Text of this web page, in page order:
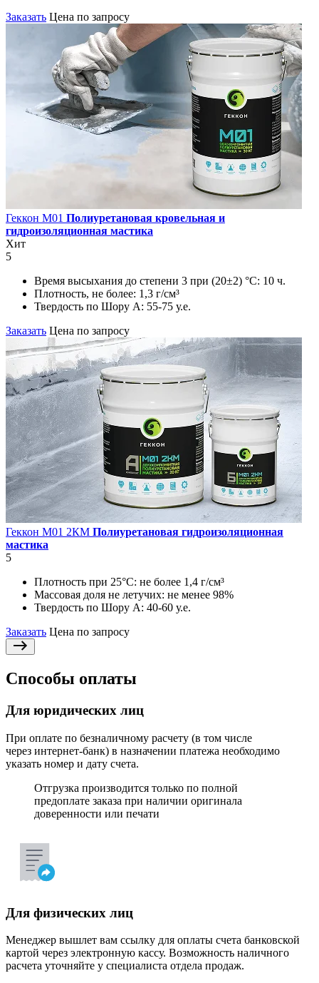
Заказать Цена по запросу
Геккон М01 Полиуретановая кровельная и
гидроизоляционная мастика
Хит
5
Время высыхания до степени 3 при (20±2) °С: 10 ч.
Плотность, не более: 1,3 г/см³
Твердость по Шору А: 55-75 у.е.
Заказать Цена по запросу
Геккон М01 2КМ Полиуретановая гидроизоляционная
мастика
5
Плотность при 25°С: не более 1,4 г/см³
Массовая доля не летучих: не менее 98%
Твердость по Шору А: 40-60 у.е.
Заказать Цена по запросу
Способы оплаты
Для юридических лиц
При оплате по безналичному расчету (в том числе
через интернет-банк) в назначении платежа необходимо
указать номер и дату счета.
Отгрузка производится только по полной
предоплате заказа при наличии оригинала
доверенности или печати
Для физических лиц
Менеджер вышлет вам ссылку для оплаты счета банковской
картой через электронную кассу. Возможность наличного
расчета уточняйте у специалиста отдела продаж.